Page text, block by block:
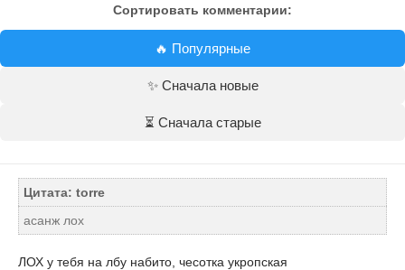
Сортировать комментарии:
🔥 Популярные
✨ Сначала новые
⏳ Сначала старые
Цитата: torre
асанж лох
ЛОХ у тебя на лбу набито, чесотка укропская